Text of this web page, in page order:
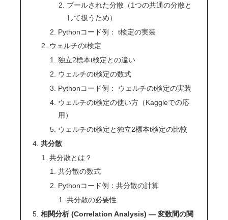
プールされた分散（1つの共通の分散と
して扱うため）
Pythonコード例： t検定の実装
ウェルチのt検定
独立2標本t検定との違い
ウェルチのt検定の数式
Pythonコード例： ウェルチのt検定の実装
ウェルチのt検定の使い方（Kaggleでの応
用）
ウェルチのt検定と独立2標本t検定の比較
共分散
共分散とは？
共分散の数式
Pythonコード例：共分散の計算
共分散の必要性
相関分析 (Correlation Analysis) — 変数間の関